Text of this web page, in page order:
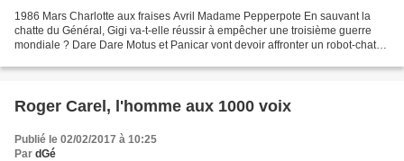
1986 Mars Charlotte aux fraises Avril Madame Pepperpote En sauvant la
chatte du Général, Gigi va-t-elle réussir à empêcher une troisième guerre
mondiale ? Dare Dare Motus et Panicar vont devoir affronter un robot-chat
Roger Carel, l'homme aux 1000 voix
Publié le 02/02/2017 à 10:25
Par dGé